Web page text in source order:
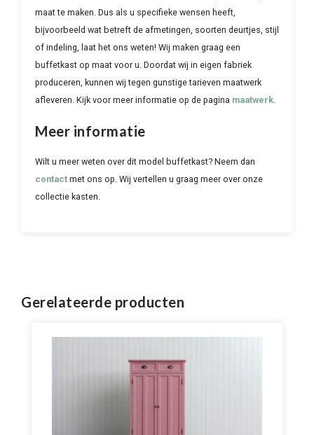
maat te maken. Dus als u specifieke wensen heeft,
bijvoorbeeld wat betreft de afmetingen, soorten deurtjes, stijl
of indeling, laat het ons weten! Wij maken graag een
buffetkast op maat voor u. Doordat wij in eigen fabriek
produceren, kunnen wij tegen gunstige tarieven maatwerk
afleveren. Kijk voor meer informatie op de pagina maatwerk
Meer informatie
Wilt u meer weten over dit model buffetkast? Neem dan
contact met ons op. Wij vertellen u graag meer over onze
collectie kasten.
Gerelateerde producten